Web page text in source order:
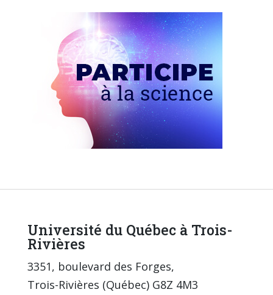
Université du Québec à Trois-
Rivières
3351, boulevard des Forges,
Trois-Rivières (Québec) G8Z 4M3